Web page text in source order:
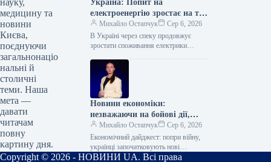
науку,
медицину та
новини
Києва,
поєднуючи
загальнонаціо
нальні й
столичні
теми. Наша
мета —
давати
читачам
повну
картину дня.
Україна: Попит на
електроенергію зростає на тлі
спеки
Михайло Остапчук
Сер 6, 2026
В Україні через спеку продовжує
зростати споживання електрики
на ранок 6 серпня споживання
електроенергії перевищує показник…
Новини економіки:
незважаючи на бойові дії,
громадяни України
започатковують нові
підприємства та інвестують в
облігації внутрішньої
Михайло Остапчук
Сер 6, 2026
Економічний дайджест: попри війну,
українці започатковують нові
підприємства та інвестують в ОВДП
Copyright © 2026 - НОВИНИ UA. Всі права